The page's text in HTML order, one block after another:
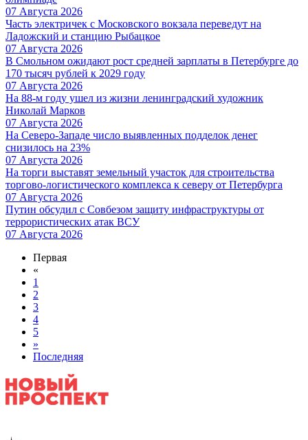
07 Августа 2026
Часть электричек с Московского вокзала переведут на
Ладожский и станцию Рыбацкое
07 Августа 2026
В Смольном ожидают рост средней зарплаты в Петербурге до
170 тысяч рублей к 2029 году
07 Августа 2026
На 88-м году ушел из жизни ленинградский художник
Николай Марков
07 Августа 2026
На Северо-Западе число выявленных подделок денег
снизилось на 23%
07 Августа 2026
На торги выставят земельный участок для строительства
торгово-логистического комплекса к северу от Петербурга
07 Августа 2026
Путин обсудил с Совбезом защиту инфраструктуры от
террористических атак ВСУ
07 Августа 2026
Первая
«
1
2
3
4
5
»
Последняя